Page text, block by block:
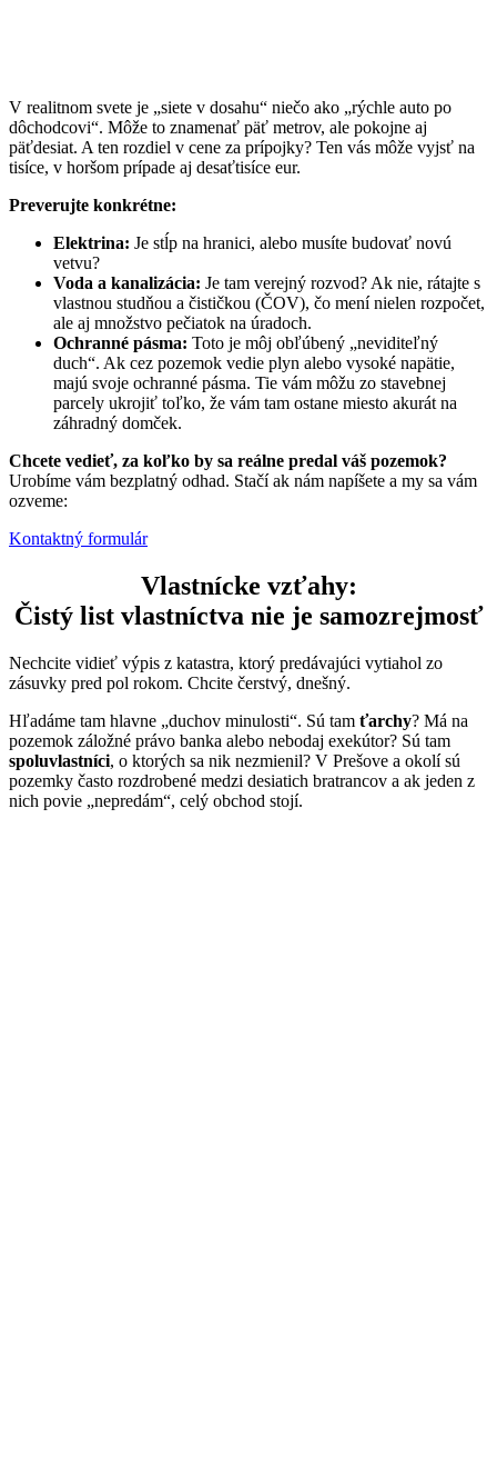
V realitnom svete je „siete v dosahu“ niečo ako „rýchle auto po
dôchodcovi“. Môže to znamenať päť metrov, ale pokojne aj
päťdesiat. A ten rozdiel v cene za prípojky? Ten vás môže vyjsť na
tisíce, v horšom prípade aj desaťtisíce eur.
Preverujte konkrétne:
Elektrina: Je stĺp na hranici, alebo musíte budovať novú
vetvu?
Voda a kanalizácia: Je tam verejný rozvod? Ak nie, rátajte s
vlastnou studňou a čističkou (ČOV), čo mení nielen rozpočet,
ale aj množstvo pečiatok na úradoch.
Ochranné pásma: Toto je môj obľúbený „neviditeľný
duch“. Ak cez pozemok vedie plyn alebo vysoké napätie,
majú svoje ochranné pásma. Tie vám môžu zo stavebnej
parcely ukrojiť toľko, že vám tam ostane miesto akurát na
záhradný domček.
Chcete vedieť, za koľko by sa reálne predal váš pozemok?
Urobíme vám bezplatný odhad. Stačí ak nám napíšete a my sa vám
ozveme:
Kontaktný formulár
Vlastnícke vzťahy:
Čistý list vlastníctva nie je samozrejmosť
Nechcite vidieť výpis z katastra, ktorý predávajúci vytiahol zo
zásuvky pred pol rokom. Chcite čerstvý, dnešný.
Hľadáme tam hlavne „duchov minulosti“. Sú tam ťarchy? Má na
pozemok záložné právo banka alebo nebodaj exekútor? Sú tam
spoluvlastníci, o ktorých sa nik nezmienil? V Prešove a okolí sú
pozemky často rozdrobené medzi desiatich bratrancov a ak jeden z
nich povie „nepredám“, celý obchod stojí.